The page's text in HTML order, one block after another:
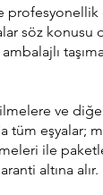
söz
ve
tüm eşyalar;
ile
altına alır.